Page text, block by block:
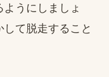
うにしましょ
て脱走すること